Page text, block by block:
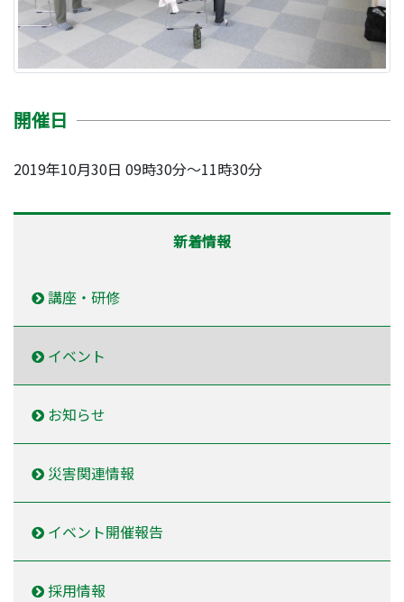
開催日
2019年10月30日 09時30分～11時30分
新着情報
講座・研修
イベント
お知らせ
災害関連情報
イベント開催報告
採用情報